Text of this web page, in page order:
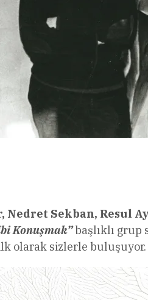
Nedret Sekban, Resul
Konuşmak”başlıklı grup
ilk olarak sizlerle buluşuyor.